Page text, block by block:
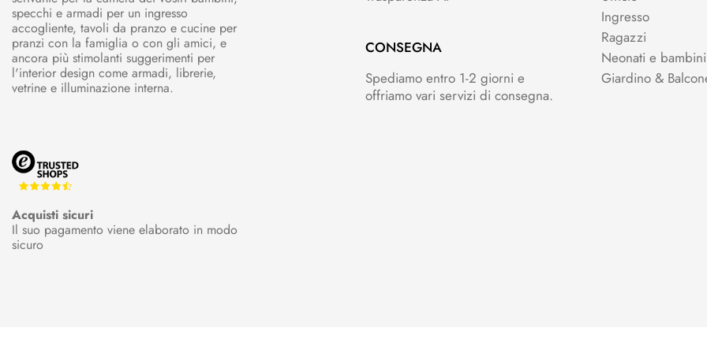
specchi e armadi per un ingresso
accogliente, tavoli da pranzo e cucine per
pranzi con la famiglia o con gli amici, e
ancora più stimolanti suggerimenti per
l'interior design come armadi, librerie,
vetrine e illuminazione interna.
Acquisti sicuri
Il suo pagamento viene elaborato in modo
sicuro
CONSEGNA
Spediamo entro 1-2 giorni e
offriamo vari servizi di consegna.
Ingresso
Ragazzi
Neonati e bambini
Giardino &